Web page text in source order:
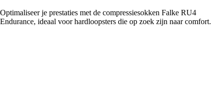
Optimaliseer je prestaties met de compressiesokken Falke RU4
Endurance, ideaal voor hardloopsters die op zoek zijn naar comfort.